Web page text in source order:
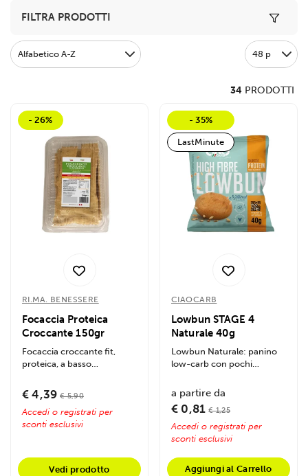
Toggle
FILTRA PRODOTTI
Alfabetico A-Z 48 p
34 PRODOTTI
- 26%
RI.MA. BENESSERE
Focaccia Proteica
Croccante 150gr
Focaccia croccante fit,
proteica, a basso
calorie. Ricca di...
€ 4,39 € 5,90
Accedi o registrati per
sconti esclusivi
Vedi prodotto
- 35%
LastMinute
CIAOCARB
Lowbun STAGE 4
Naturale 40g
Lowbun Naturale: panino
low-carb con pochi
a partire da
€ 0,81 € 1,25
Accedi o registrati per
sconti esclusivi
Aggiungi al Carrello